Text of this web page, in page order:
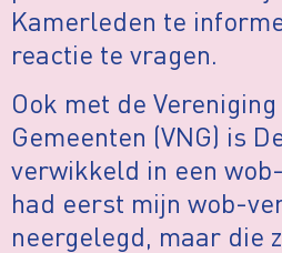
Kamerleden te
reactie te vragen.
Ook met de
Gemeenten (VNG) is
verwikkeld in een
had eerst mijn wob-
neergelegd, maar die